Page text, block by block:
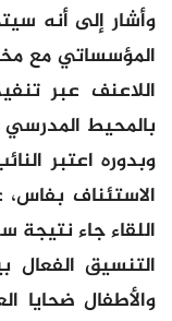
وأشار إلى أنه
المؤسساتي مع
اللاعنف عبر
بالمحيط المدرسي
وبدوره اعتبر
الاستئناف
اللقاء جاء
التنسيق الفعال
والأطفال ضحايا